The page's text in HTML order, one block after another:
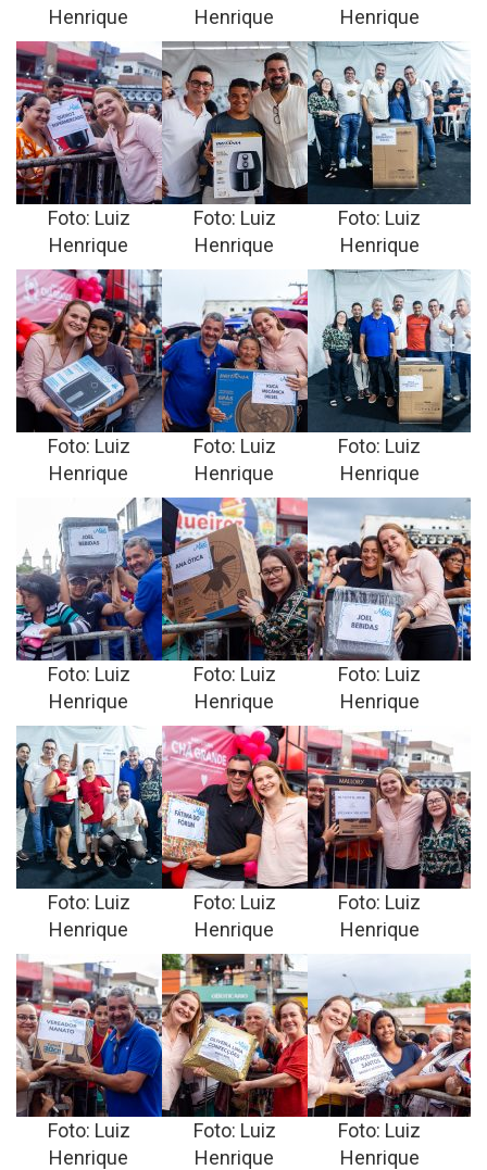
Henrique
Henrique
Henrique
Foto: Luiz
Henrique
Foto: Luiz
Henrique
Foto: Luiz
Henrique
Foto: Luiz
Henrique
Foto: Luiz
Henrique
Foto: Luiz
Henrique
Foto: Luiz
Henrique
Foto: Luiz
Henrique
Foto: Luiz
Henrique
Foto: Luiz
Henrique
Foto: Luiz
Henrique
Foto: Luiz
Henrique
Foto: Luiz
Henrique
Foto: Luiz
Henrique
Foto: Luiz
Henrique